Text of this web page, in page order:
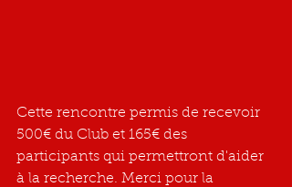
Cette rencontre permis de recevoir
500€ du Club et 165€ des
participants qui permettront d'aider
à la recherche. Merci pour la